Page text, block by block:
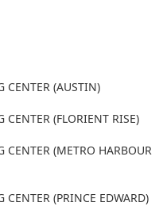
CENTER (AUSTIN)
CENTER (FLORIENT RISE)
CENTER (METRO HARBOUR
(PRINCE EDWARD)